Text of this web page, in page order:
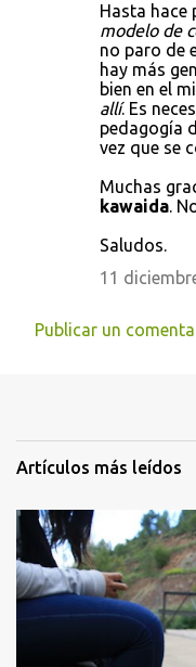
Hasta hace
modelo de
no paro de
hay más
bien en el
allí. Es
pedagogía
vez que se
Muchas
kawaida.
Saludos.
11
Publicar un
Artículos más leídos